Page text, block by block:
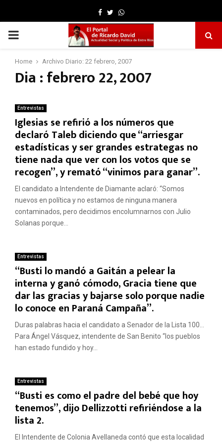
Facebook
TwitterWhatsapp
PRIMARY
MENU
Home Archivo Diario: 22 febrero, 2007
Dia : febrero 22, 2007
Entrevistas
Iglesias se refirió a los números que
declaró Taleb diciendo que “arriesgar
estadísticas y ser grandes estrategas no
tiene nada que ver con los votos que se
recogen”, y remató “vinimos para ganar”.
El candidato a Intendente de Diamante aclaró: “Somos
nuevos en política y no estamos de ninguna manera
contaminados, pero decidimos encolumnarnos con Julio
Solanas porque...
Entrevistas
“Busti lo mandó a Gaitán a pelear la
interna y ganó cómodo, Gracia tiene que
dar las gracias y bajarse solo porque nadie
lo conoce en Paraná Campaña”.
Duras palabras hacia el candidato a Senador de la Lista 100…
Para Ángel Vásquez, intendente de San Benito “los pueblos
han estado fundido y hoy...
Entrevistas
“Busti es como el padre del bebé que hoy
tenemos”, dijo Dellizzotti refiriéndose a la
lista 2.
El Intendente de Colonia Avellaneda contó que esta localidad